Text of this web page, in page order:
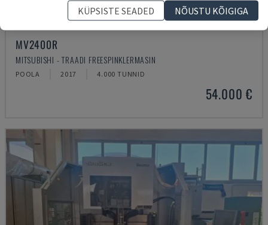
MV2400R
MITSUBISHI - TRAADI FREESPINKLERMASIN
POOLA 2017 4.000 TUNNID
54.000 €
KÜPSISTE SEADED
NÕUSTU KÕIGIGA